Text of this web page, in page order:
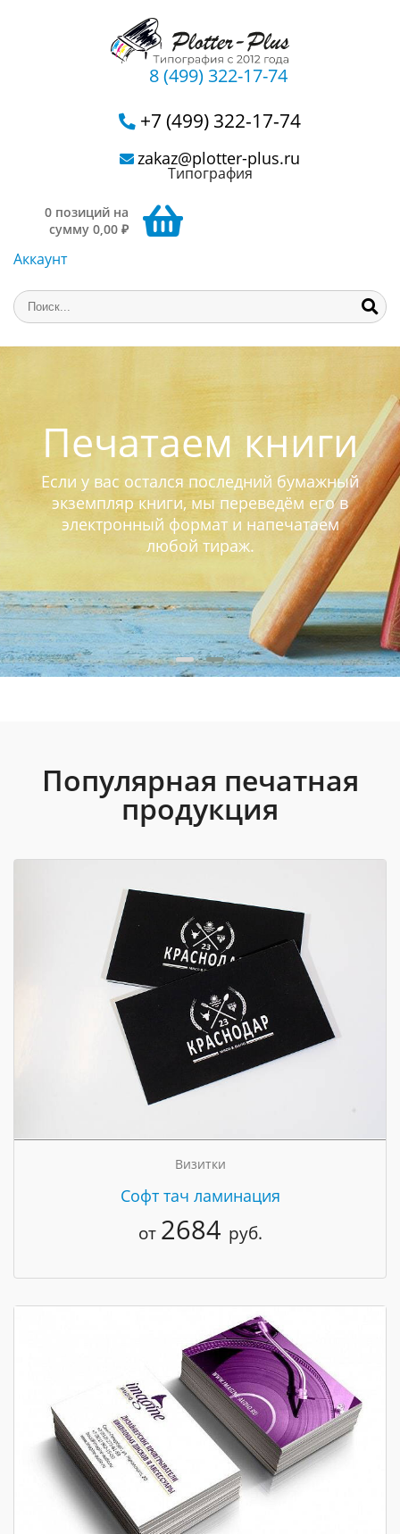
8 (499) 322-17-74
+7 (499) 322-17-74
zakaz@plotter-plus.ru
Типография
0 позиций на
сумму 0,00 ₽
Аккаунт
Печатаем книги
Если у вас остался последний бумажный
экземпляр книги, мы переведём его в
электронный формат и напечатаем
любой тираж.
Популярная печатная
продукция
Визитки
Cофт тач ламинация
от 2684 руб.